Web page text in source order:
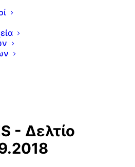
- Δελτίο